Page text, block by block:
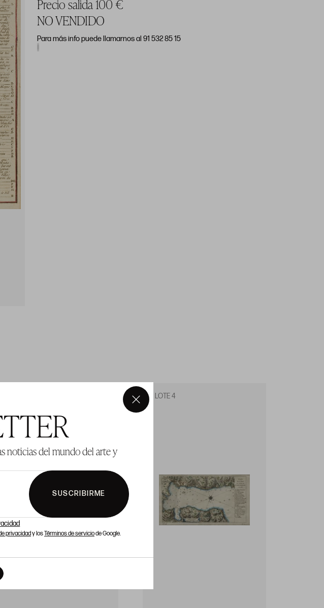
noticias del mundo del arte y
SUSCRIBIRME
privacidady losTérminos de serviciode Google.
×
Precio salida 100 €
NO VENDIDO
Para más info puede llamarnos al 91 532 85 15
LOTE 4